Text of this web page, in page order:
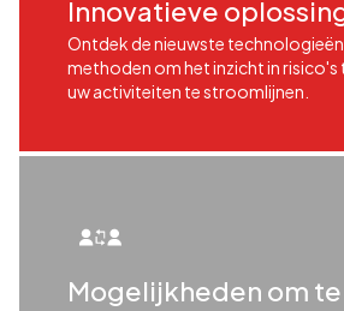
Innovatieve
Ontdek de nieuwste
methoden om het inzicht in risico's
uw activiteiten te stroomlijnen.
Mogelijkheden om te